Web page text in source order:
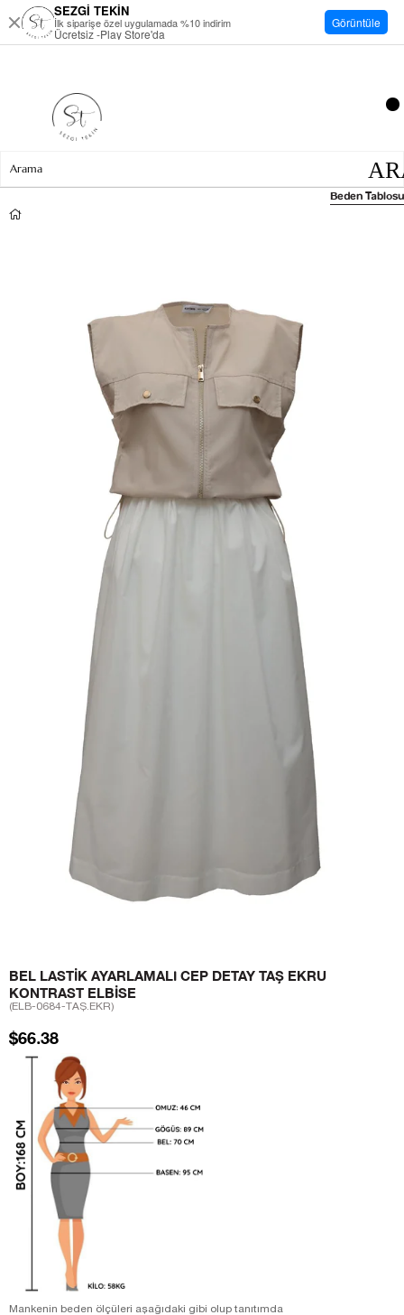
BEL LASTIK AYARLAMALI CEP DETAY TAŞ EKRU
KONTRAST ELBISE
(ELB-0684-TAŞ.EKR)
$66.38
Mankenin beden ölçüleri aşağıdaki gibi olup tanıtımda
Beden Tablosu
SEZGİ TEKİN
İlk siparişe özel uygulamada %10 indirim
Ücretsiz -Play Store'da
Görüntüle